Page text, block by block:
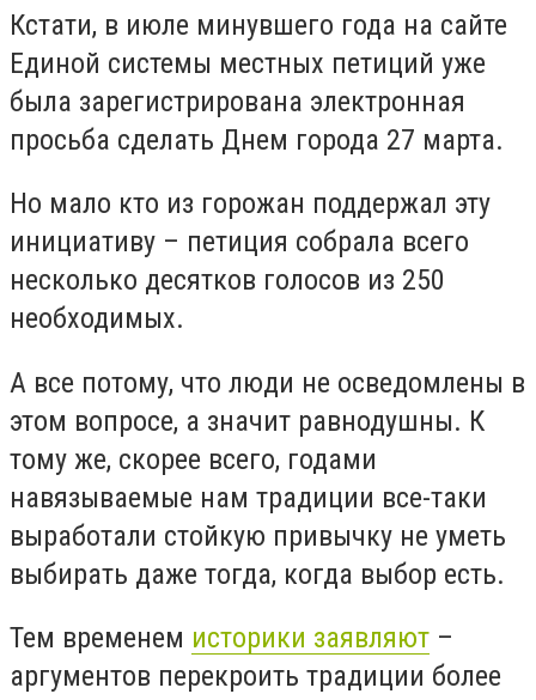
Кстати, в июле минувшего года на сайте
Единой системы местных петиций уже
была зарегистрирована электронная
просьба сделать Днем города 27 марта.
Но мало кто из горожан поддержал эту
инициативу – петиция собрала всего
несколько десятков голосов из 250
необходимых.
А все потому, что люди не осведомлены в
этом вопросе, а значит равнодушны. К
тому же, скорее всего, годами
навязываемые нам традиции все-таки
выработали стойкую привычку не уметь
выбирать даже тогда, когда выбор есть.
Тем временем историки заявляют –
аргументов перекроить традиции более